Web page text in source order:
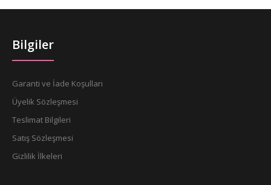
Bilgiler
Garanti ve İade Koşulları
Üyelik Sözleşmesi
Teslimat Bilgileri
Satış Sözleşmesi
Gizlilik İlkeleri